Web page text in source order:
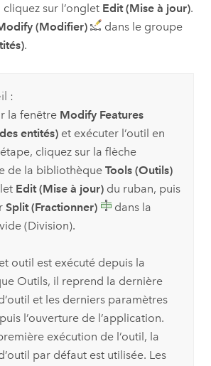
sur l’onglet Edit (Mise à jour).
(Modifier)
dans le groupe
.
:
la fenêtre Modify Features
entités)et exécuter l’outil en
cliquez sur la flèche
de la bibliothèque Tools (Outils)
Edit (Mise à jour)du ruban, puis
Split (Fractionner)
dans la
(Division).
outil est exécuté depuis la
Outils, il reprend la dernière
et les derniers paramètres
l’ouverture de l’application.
exécution de l’outil, la
par défaut est utilisée. Les